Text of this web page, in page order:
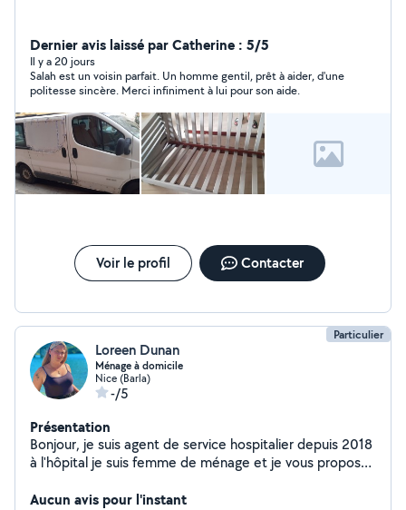
Dernier avis laissé par Catherine : 5/5
Il y a 20 jours
Salah est un voisin parfait. Un homme gentil, prêt à aider, d'une
politesse sincère. Merci infiniment à lui pour son aide.
Voir le profil Contacter
Particulier
Loreen Dunan
Ménage à domicile
Nice (Barla)
-/5
Présentation
Bonjour, je suis agent de service hospitalier depuis 2018
à l'hôpital je suis femme de ménage et je vous propose
Aucun avis pour l'instant